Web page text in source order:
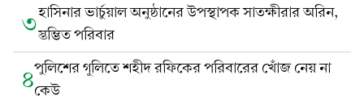
৩হাসিনার ভার্চুয়াল অনুষ্ঠানের উপস্থাপক সাতক্ষীরার অরিন,
স্তম্ভিত পরিবার
৪পুলিশের গুলিতে শহীদ রফিকের পরিবারের খোঁজ নেয় না
কেউ